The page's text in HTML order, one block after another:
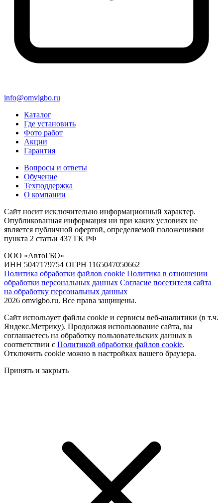
info@omvlgbo.ru
Каталог
Где установить
Фото работ
Акции
Гарантия
Вопросы и ответы
Обучение
Техподдержка
О компании
Сайт носит исключительно информационный характер.
Опубликованная информация ни при каких условиях не
является публичной офертой, определяемой положениями
пункта 2 статьи 437 ГК РФ
ООО «АвтоГБО»
ИНН 5047179754 ОГРН 1165047050662
Политика обработки файлов cookie Политика в отношении
обработки персональных данных Согласие посетителя сайта
на обработку персональных данных
2026 omvlgbo.ru. Все права защищены.
Сайт использует файлы cookie и сервисы веб-аналитики (в т.ч.
Яндекс.Метрику). Продолжая использование сайта, вы
соглашаетесь на обработку пользовательских данных в
соответствии с Политикой обработки файлов cookie.
Отключить cookie можно в настройках вашего браузера.
Принять и закрыть